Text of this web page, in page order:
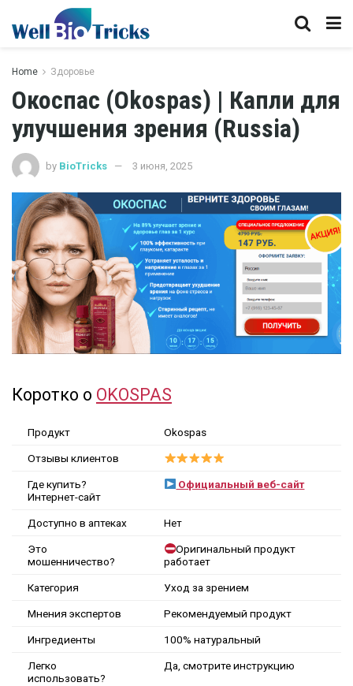
Home Здоровье
Окоспас (Okospas) | Капли для
улучшения зрения (Russia)
by BioTricks 3 июня, 2025
Коротко о OKOSPAS
Продукт Okospas
Отзывы клиентов
Где купить?
Интернет-сайт
Официальный веб-сайт
Доступно в аптеках Нет
Это
мошенничество?
Оригинальный продукт
работает
Категория Уход за зрением
Мнения экспертов Рекомендуемый продукт
Ингредиенты 100% натуральный
Легко
использовать?
Да, смотрите инструкцию